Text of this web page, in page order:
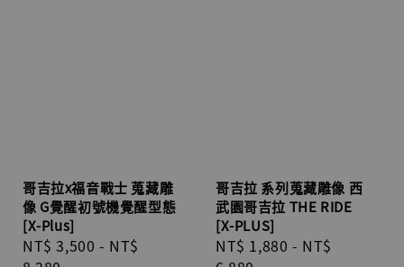
哥吉拉x福音戰士 蒐藏雕
像 G覺醒初號機覺醒型態
[X-Plus]
Regular
NT$ 3,500 - NT$
哥吉拉 系列蒐藏雕像 西
武園哥吉拉 THE RIDE
[X-PLUS]
Regular
NT$ 1,880 - NT$